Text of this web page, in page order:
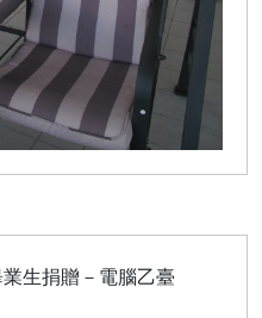
生捐贈－電腦乙臺